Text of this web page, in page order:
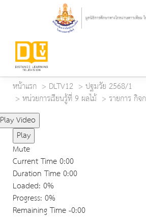
หน้าแรก DLTV12
ปฐมวัย 2568/1
หน่วยการเรียนรู้ที่ 9 ผลไม้
รายการ กิจ
Play Video
Play
Mute
Current Time0:00
Duration Time0:00
Loaded: 0%
Progress: 0%
Remaining Time-0:00